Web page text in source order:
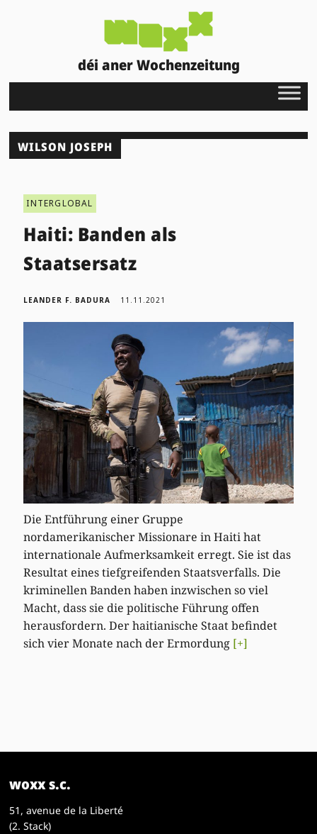
déi aner Wochenzeitung
WILSON JOSEPH
INTERGLOBAL
Haiti: Banden als
Staatsersatz
LEANDER F. BADURA 11.11.2021
Die Entführung einer Gruppe
nordamerikanischer Missionare in Haiti hat
internationale Aufmerksamkeit erregt. Sie ist das
Resultat eines tiefgreifenden Staatsverfalls. Die
kriminellen Banden haben inzwischen so viel
Macht, dass sie die politische Führung offen
herausfordern. Der haitianische Staat befindet
sich vier Monate nach der Ermordung [+]
woxx s.c.
51, avenue de la Liberté
(2. Stack)